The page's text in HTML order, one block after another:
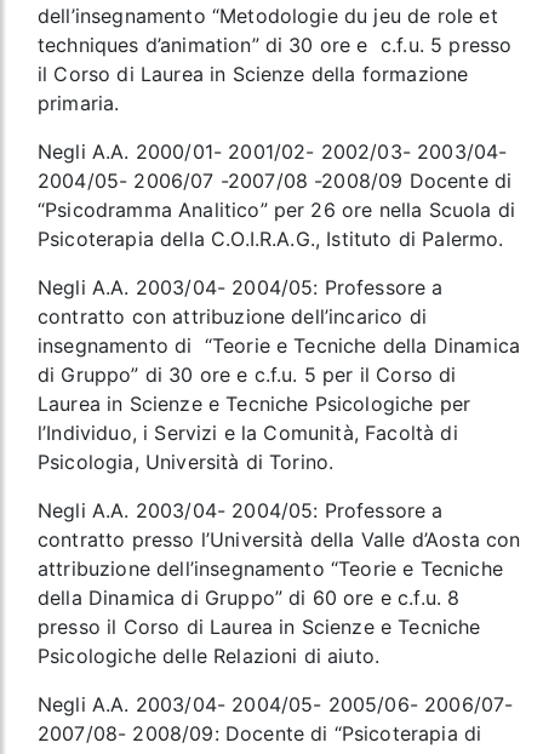
dell’insegnamento “Metodologie du jeu de role et
techniques d’animation” di 30 ore e c.f.u. 5 presso
il Corso di Laurea in Scienze della formazione
primaria.
Negli A.A. 2000/01- 2001/02- 2002/03- 2003/04-
2004/05- 2006/07 -2007/08 -2008/09 Docente di
“Psicodramma Analitico” per 26 ore nella Scuola di
Psicoterapia della C.O.I.R.A.G., Istituto di Palermo.
Negli A.A. 2003/04- 2004/05: Professore a
contratto con attribuzione dell’incarico di
insegnamento di “Teorie e Tecniche della Dinamica
di Gruppo” di 30 ore e c.f.u. 5 per il Corso di
Laurea in Scienze e Tecniche Psicologiche per
l’Individuo, i Servizi e la Comunità, Facoltà di
Psicologia, Università di Torino.
Negli A.A. 2003/04- 2004/05: Professore a
contratto presso l’Università della Valle d’Aosta con
attribuzione dell’insegnamento “Teorie e Tecniche
della Dinamica di Gruppo” di 60 ore e c.f.u. 8
presso il Corso di Laurea in Scienze e Tecniche
Psicologiche delle Relazioni di aiuto.
Negli A.A. 2003/04- 2004/05- 2005/06- 2006/07-
2007/08- 2008/09: Docente di “Psicoterapia di